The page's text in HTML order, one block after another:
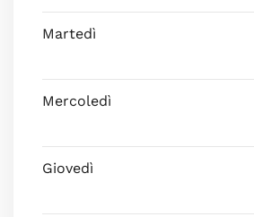
Martedì
Mercoledì
Giovedì